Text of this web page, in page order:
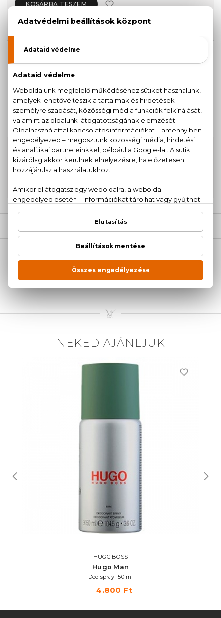
KOSÁRBA TESZEM
KAPCSOLÓDÓ TERMÉKEK
100% eredeti termékek,14 napos visszaküldési
garanciával
Kérdésed van, elakadtál? Hívd ügyfélszolgálatunkat:
NEKED AJÁNLJUK
HUGO BOSS
Hugo Man
Deo spray 150 ml
4.800 Ft